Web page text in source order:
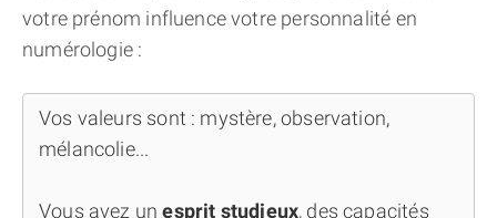
votre prénom influence votre personnalité en
numérologie :
Vos valeurs sont : mystère, observation,
mélancolie...
Vous avez unesprit studieux, des capacités